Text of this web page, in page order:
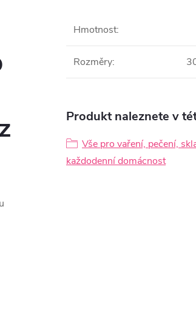
Hmotnost:
Rozměry:
Produkt naleznete v
Vše pro vaření, pečení,
každodenní domácnost